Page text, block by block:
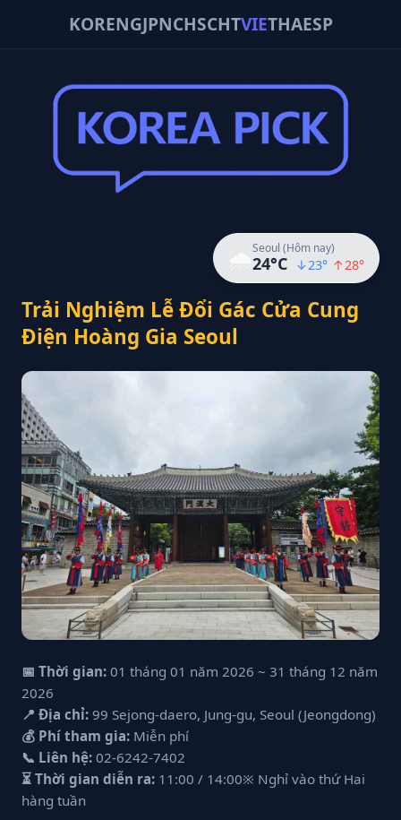
KORENGJPNCHSCHTVIETHAESP
Seoul (Hôm nay)
24°C ↓23° ↑28°
Trải Nghiệm Lễ Đổi Gác Cửa Cung
Điện Hoàng Gia Seoul
📅 Thời gian: 01 tháng 01 năm 2026 ~ 31 tháng 12 năm
2026
📍 Địa chỉ: 99 Sejong-daero, Jung-gu, Seoul (Jeongdong)
💰 Phí tham gia: Miễn phí
📞 Liên hệ: 02-6242-7402
⏳ Thời gian diễn ra: 11:00 / 14:00※ Nghỉ vào thứ Hai
hàng tuần